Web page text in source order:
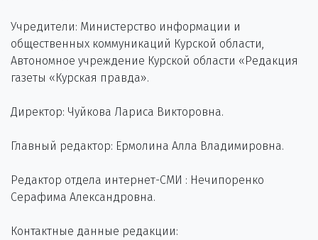
Учредители: Министерство информации и
общественных коммуникаций Курской области,
Автономное учреждение Курской области «Редакция
газеты «Курская правда».
Директор: Чуйкова Лариса Викторовна.
Главный редактор: Ермолина Алла Владимировна.
Редактор отдела интернет-СМИ : Нечипоренко
Серафима Александровна.
Контактные данные редакции: